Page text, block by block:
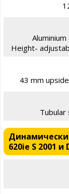
Height-
43 mm
620ie S 2001